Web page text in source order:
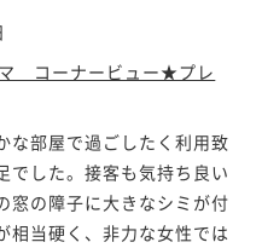
コーナービュー★プレ
な部屋で過ごしたく利用致
でした。接客も気持ち良い
窓の障子に大きなシミが付
相当硬く、非力な女性では